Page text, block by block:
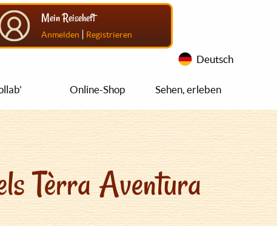
Mein Reiseheft
Anmelden | Registrieren
Deutsch
Online-Shop Sehen, erleben
Tèrra Aventura